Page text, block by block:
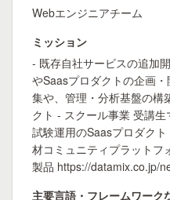
Webエンジニアチーム
ミッション
- 既存自社サービスの追加
やSaasプロダクトの企画
集や、管理・分析基盤の構
クト - スクール事業 受講
試験運用のSaasプロダク
材コミュニティプラットフ
製品 https://datamix.co.jp/
主要言語・フレームワーク